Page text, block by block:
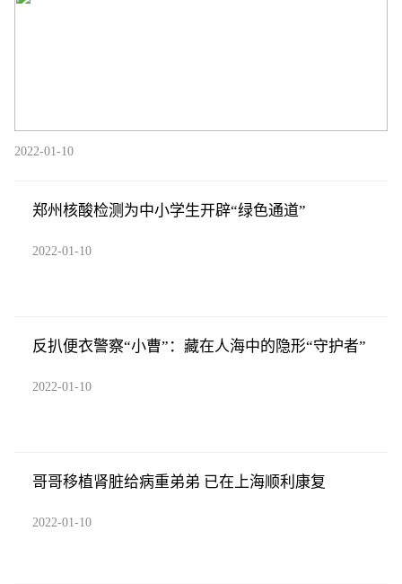
2022-01-10
郑州核酸检测为中小学生开辟“绿色通道”
2022-01-10
反扒便衣警察“小曹”：藏在人海中的隐形“守护者”
2022-01-10
哥哥移植肾脏给病重弟弟 已在上海顺利康复
2022-01-10